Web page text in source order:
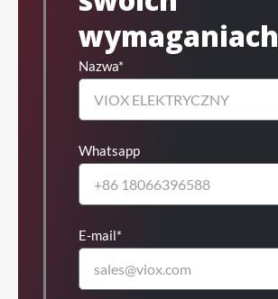
wymaganiach
Nazwa*
Whatsapp
E-mail*